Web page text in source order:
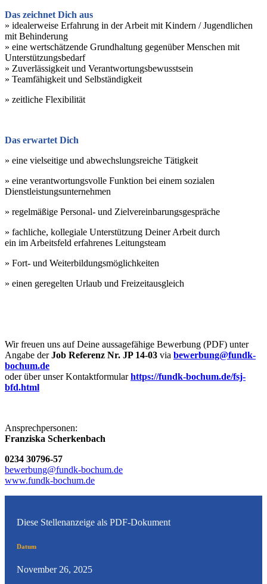
Das zeichnet Dich aus
» idealerweise Erfahrung in der Arbeit mit Kindern / Jugendlichen
mit Behinderung
» eine wertschätzende Grundhaltung gegenüber Menschen mit
Unterstützungsbedarf
» Zuverlässigkeit und Verantwortungsbewusstsein
» Teamfähigkeit und Selbständigkeit
» zeitliche Flexibilität
Das erwartet Dich
» eine vielseitige und abwechslungsreiche Tätigkeit
» eine verantwortungsvolle Funktion bei einem sozialen
Dienstleistungsunternehmen
» regelmäßige Personal- und Zielvereinbarungsgespräche
» fachliche, kollegiale Unterstützung Deiner Arbeit durch
ein im Arbeitsfeld erfahrenes Leitungsteam
» Fort- und Weiterbildungsmöglichkeiten
» einen geregelten Urlaub und Freizeitausgleich
Wir freuen uns auf Deine aussagefähige Bewerbung (PDF) unter
Angabe derJob Referenz Nr. JP 14-03 via bewerbung@fundk-
bochum.de
oder über unser Kontaktformularhttps://fundk-bochum.de/fsj-
bfd.html
Ansprechpersonen:
Franziska Scherkenbach
0234 30796-57
bewerbung@fundk-bochum.de
www.fundk-bochum.de
Diese Stellenanzeige als PDF-Dokument
Datum
November 26, 2025